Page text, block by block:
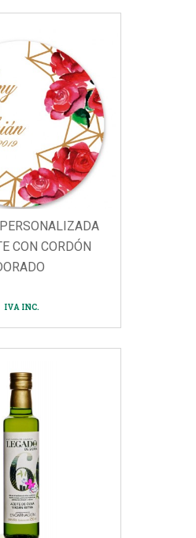
CON CORDÓN
IVA INC.